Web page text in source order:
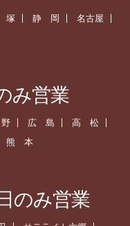
塚 静 岡
名古屋
み営業
広 島
高 松
熊 本
のみ営業